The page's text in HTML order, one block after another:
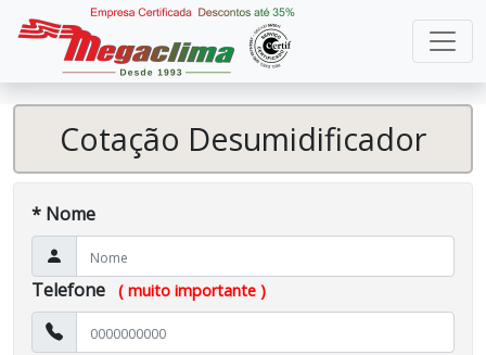
Cotação Desumidificador
* Nome
Telefone ( muito importante )